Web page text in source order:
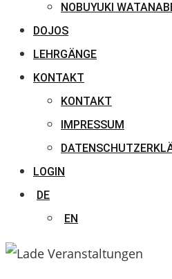
NOBUYUKI
DOJOS
LEHRGÄNGE
KONTAKT
KONTAKT
IMPRESSUM
LOGIN
DE
EN